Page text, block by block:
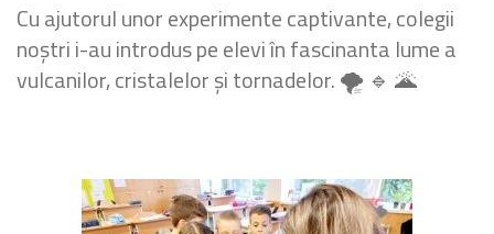
Cu ajutorul unor experimente captivante, colegii
noștri i-au introdus pe elevi în fascinanta lume a
vulcanilor, cristalelor și tornadelor. 🌪 🔹️ 🌋